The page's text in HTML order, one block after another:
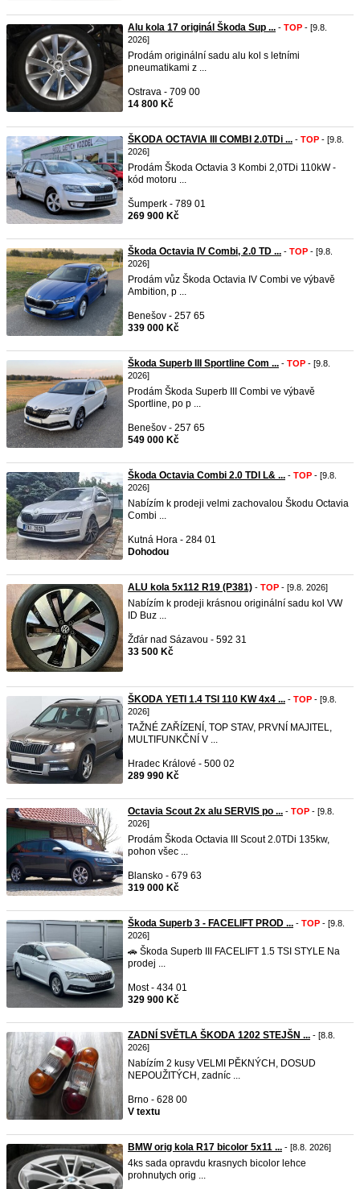
Alu kola 17 originál Škoda Sup ... - TOP - [9.8.
2026]
Prodám originální sadu alu kol s letními
pneumatikami z ...
Ostrava - 709 00
14 800 Kč
ŠKODA OCTAVIA III COMBI 2.0TDi ... - TOP - [9.8.
2026]
Prodám Škoda Octavia 3 Kombi 2,0TDi 110kW -
kód motoru ...
Šumperk - 789 01
269 900 Kč
Škoda Octavia IV Combi, 2.0 TD ... - TOP - [9.8.
2026]
Prodám vůz Škoda Octavia IV Combi ve výbavě
Ambition, p ...
Benešov - 257 65
339 000 Kč
Škoda Superb III Sportline Com ... - TOP - [9.8.
2026]
Prodám Škoda Superb III Combi ve výbavě
Sportline, po p ...
Benešov - 257 65
549 000 Kč
Škoda Octavia Combi 2.0 TDI L& ... - TOP - [9.8.
2026]
Nabízím k prodeji velmi zachovalou Škodu Octavia
Combi ...
Kutná Hora - 284 01
Dohodou
ALU kola 5x112 R19 (P381) - TOP - [9.8. 2026]
Nabízím k prodeji krásnou originální sadu kol VW
ID Buz ...
Žďár nad Sázavou - 592 31
33 500 Kč
ŠKODA YETI 1.4 TSI 110 KW 4x4 ... - TOP - [9.8.
2026]
TAŽNÉ ZAŘÍZENÍ, TOP STAV, PRVNÍ MAJITEL,
MULTIFUNKČNÍ V ...
Hradec Králové - 500 02
289 990 Kč
Octavia Scout 2x alu SERVIS po ... - TOP - [9.8.
2026]
Prodám Škoda Octavia III Scout 2.0TDi 135kw,
pohon všec ...
Blansko - 679 63
319 000 Kč
Škoda Superb 3 - FACELIFT PROD ... - TOP - [9.8.
2026]
🚗 Škoda Superb III FACELIFT 1.5 TSI STYLE Na
prodej ...
Most - 434 01
329 900 Kč
ZADNÍ SVĚTLA ŠKODA 1202 STEJŠN ... - [8.8.
2026]
Nabízím 2 kusy VELMI PĚKNÝCH, DOSUD
NEPOUŽITÝCH, zadníc ...
Brno - 628 00
V textu
BMW orig kola R17 bicolor 5x11 ... - [8.8. 2026]
4ks sada opravdu krasnych bicolor lehce
prohnutych orig ...